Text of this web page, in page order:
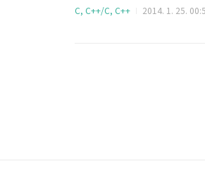
는 가변 인자라는 것에 대
C, C++/C, C++ 2014. 1. 25.